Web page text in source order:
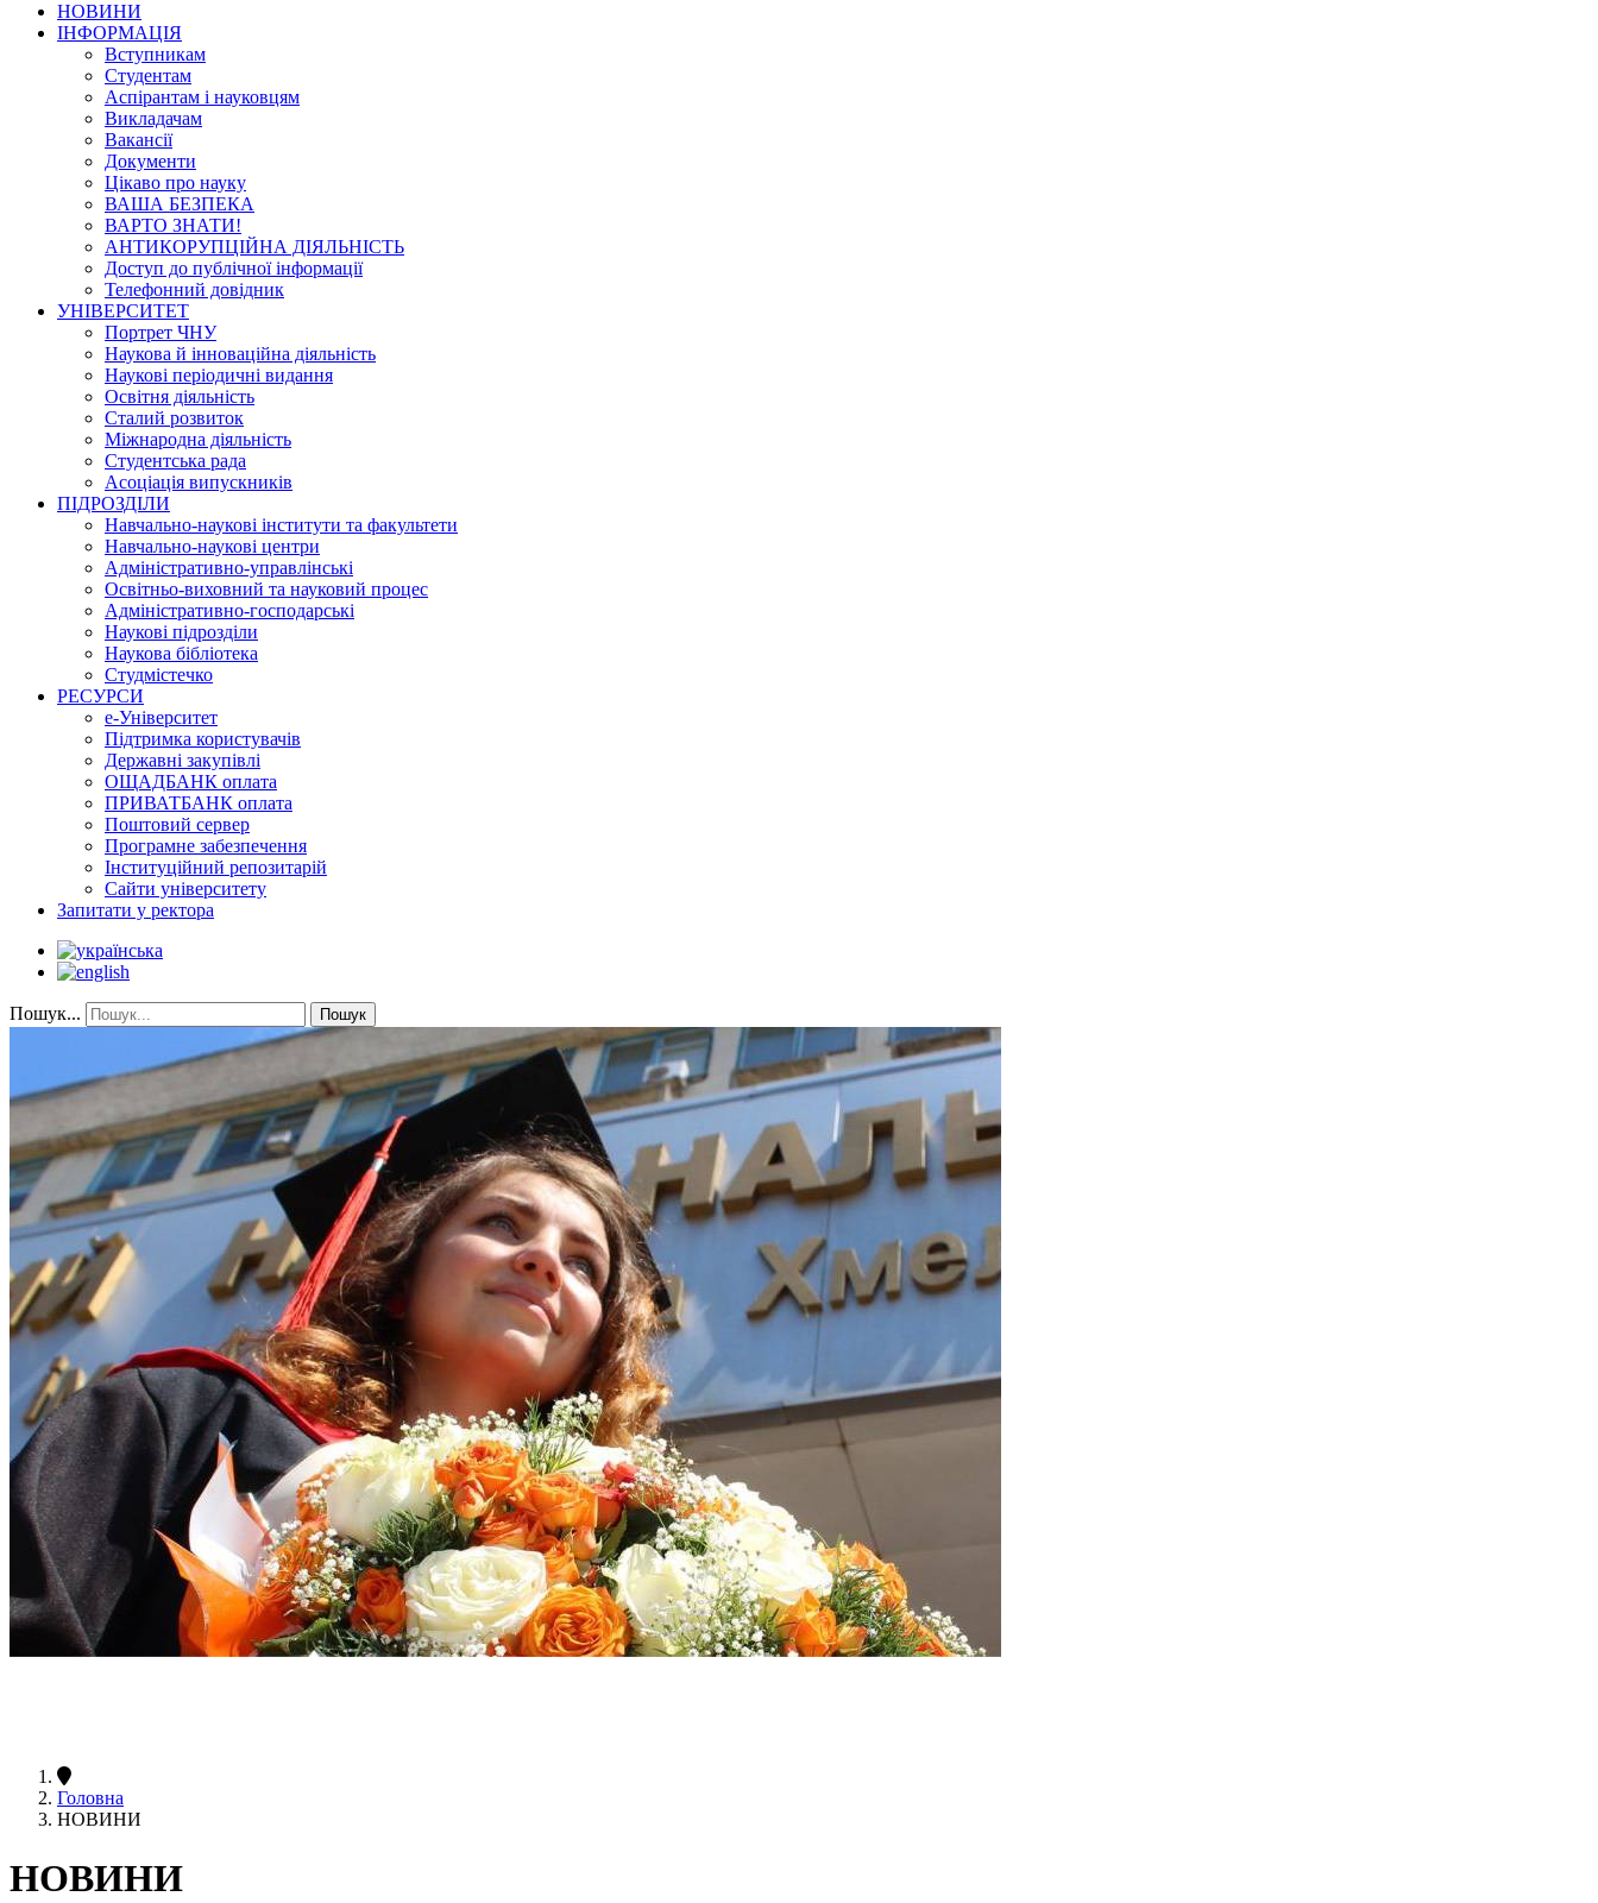
НОВИНИ
ІНФОРМАЦІЯ
Вступникам
Студентам
Аспірантам і науковцям
Викладачам
Вакансії
Документи
Цікаво про науку
ВАША БЕЗПЕКА
ВАРТО ЗНАТИ!
АНТИКОРУПЦІЙНА ДІЯЛЬНІСТЬ
Доступ до публічної інформації
Телефонний довідник
УНІВЕРСИТЕТ
Портрет ЧНУ
Наукова й інноваційна діяльність
Наукові періодичні видання
Освітня діяльність
Сталий розвиток
Міжнародна діяльність
Студентська рада
Асоціація випускників
ПІДРОЗДІЛИ
Навчально-наукові інститути та факультети
Навчально-наукові центри
Адміністративно-управлінські
Освітньо-виховний та науковий процес
Адміністративно-господарські
Наукові підрозділи
Наукова бібліотека
Студмістечко
РЕСУРСИ
е-Університет
Підтримка користувачів
Державні закупівлі
ОЩАДБАНК оплата
ПРИВАТБАНК оплата
Поштовий сервер
Програмне забезпечення
Інституційний репозитарій
Сайти університету
Запитати у ректора
Пошук... Пошук
Головна
НОВИНИ
НОВИНИ